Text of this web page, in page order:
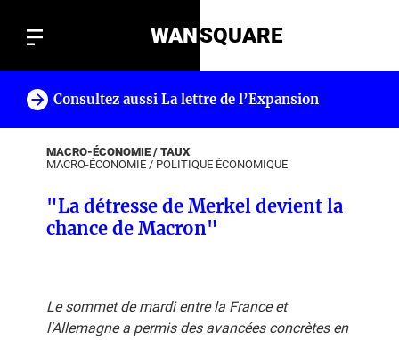
WANSQUARE
Consultez aussi La lettre de l’Expansion
MACRO-ÉCONOMIE / TAUX
MACRO-ÉCONOMIE / POLITIQUE ÉCONOMIQUE
"La détresse de Merkel devient la
chance de Macron"
Le sommet de mardi entre la France et
l'Allemagne a permis des avancées concrètes en